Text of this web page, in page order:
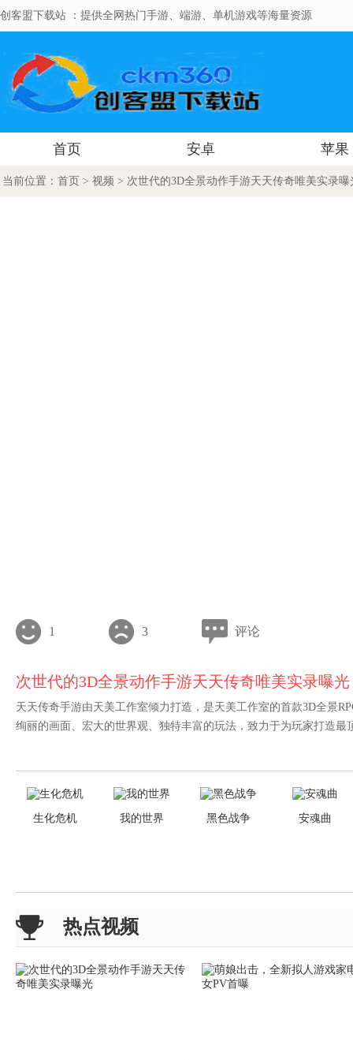
创客盟下载站 ：提供全网热门手游、端游、单机游戏等海量资源
首页 安卓 苹果
当前位置： 首页 > 视频 > 次世代的3D全景动作手游天天传奇唯美实录曝
1 3 评论
次世代的3D全景动作手游天天传奇唯美实录曝光
天天传奇手游由天美工作室倾力打造，是天美工作室的首款3D全景
绚丽的画面、宏大的世界观、独特丰富的玩法，致力于为玩家打造最
生化危机 我的世界 黑色战争 安魂曲
热点视频